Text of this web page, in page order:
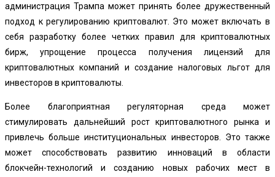
администрация Трампа может принять более дружественный
подход к регулированию криптовалют. Это может включать в
себя разработку более четких правил для криптовалютных
бирж, упрощение процесса получения лицензий для
криптовалютных компаний и создание налоговых льгот для
инвесторов в криптовалюты.
Более благоприятная регуляторная среда может
стимулировать дальнейший рост криптовалютного рынка и
привлечь больше институциональных инвесторов. Это также
может способствовать развитию инноваций в области
блокчейн-технологий и созданию новых рабочих мест в